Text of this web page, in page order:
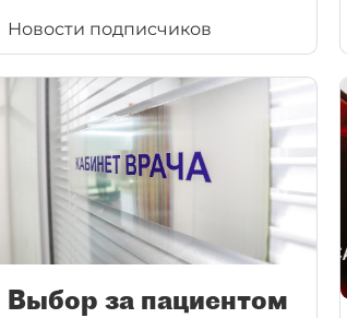
Новости подписчиков
Выбор за пациентом